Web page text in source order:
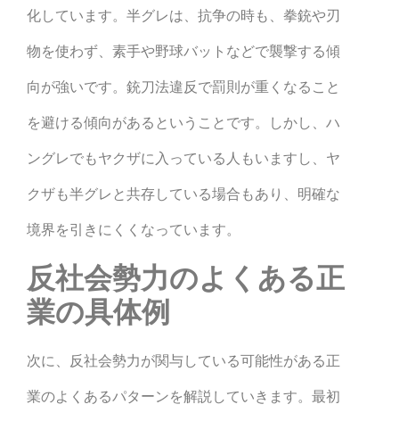
化しています。半グレは、抗争の時も、拳銃や刃
物を使わず、素手や野球バットなどで襲撃する傾
向が強いです。銃刀法違反で罰則が重くなること
を避ける傾向があるということです。しかし、ハ
ングレでもヤクザに入っている人もいますし、ヤ
クザも半グレと共存している場合もあり、明確な
境界を引きにくくなっています。
反社会勢力のよくある正
業の具体例
次に、反社会勢力が関与している可能性がある正
業のよくあるパターンを解説していきます。最初